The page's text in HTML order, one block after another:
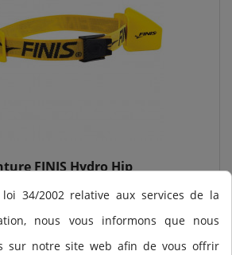
FINIS Hydro Hip
64,80
Ajouter au panier
34/2002 relative aux services de la
nous vous informons que nous
sur notre site web afin de vous offrir